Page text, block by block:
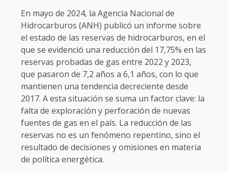
En mayo de 2024, la Agencia Nacional de
Hidrocarburos (ANH) publicó un informe sobre
el estado de las reservas de hidrocarburos, en el
que se evidenció una reducción del 17,75% en las
reservas probadas de gas entre 2022 y 2023,
que pasaron de 7,2 años a 6,1 años, con lo que
mantienen una tendencia decreciente desde
2017. A esta situación se suma un factor clave: la
falta de exploración y perforación de nuevas
fuentes de gas en el país. La reducción de las
reservas no es un fenómeno repentino, sino el
resultado de decisiones y omisiones en materia
de política energética.